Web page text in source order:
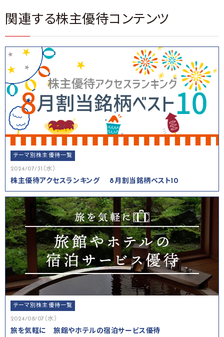
関連する株主優待コンテンツ
テーマ別株主優待一覧
2024/07/31（水）
株主優待アクセスランキング 8月割当銘柄ベスト10
テーマ別株主優待一覧
2024/08/07（水）
旅を気軽に 旅館やホテルの宿泊サービス優待